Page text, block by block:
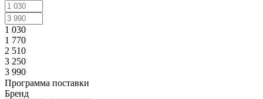
1 030
1 770
2 510
3 250
3 990
Программа поставки
Бренд